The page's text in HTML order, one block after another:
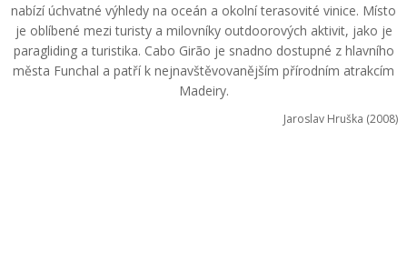
nabízí úchvatné výhledy na oceán a okolní terasovité vinice. Místo
je oblíbené mezi turisty a milovníky outdoorových aktivit, jako je
paragliding a turistika. Cabo Girão je snadno dostupné z hlavního
města Funchal a patří k nejnavštěvovanějším přírodním atrakcím
Madeiry.
Jaroslav Hruška (2008)